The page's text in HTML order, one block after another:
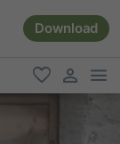
Download
favoriti
user link